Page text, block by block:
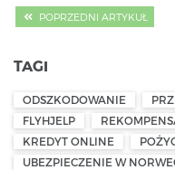
POPRZEDNI ARTYKUŁ
TAGI
ODSZKODOWANIE
FLYHJELP
KREDYT ONLINE
UBEZPIECZENIE W